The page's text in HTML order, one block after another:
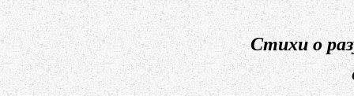
Стихи о